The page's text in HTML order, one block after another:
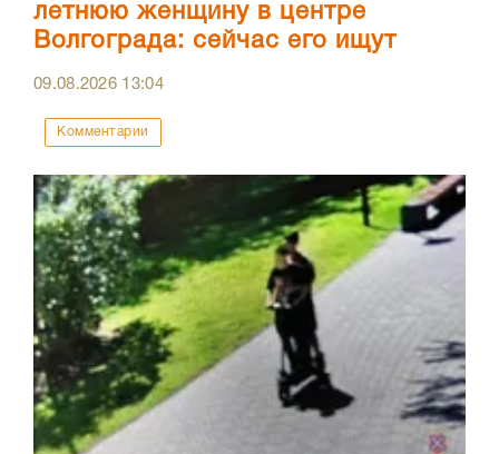
летнюю женщину в центре
Волгограда: сейчас его ищут
09.08.2026 13:04
Комментарии